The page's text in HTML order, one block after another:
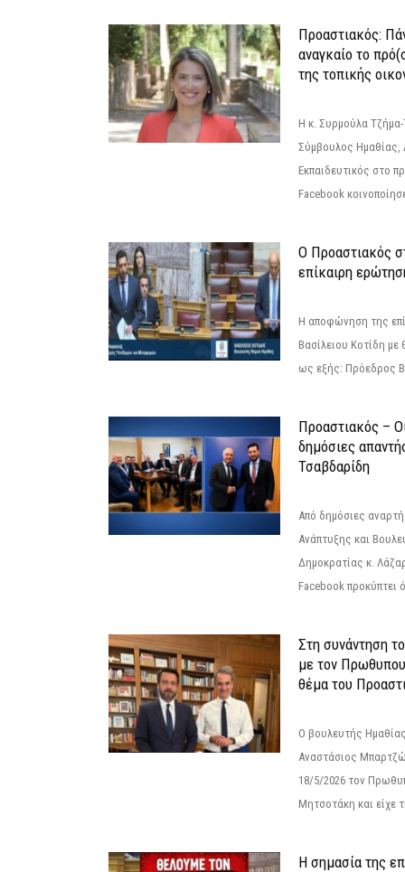
Προαστιακός:
αναγκαίο το
της τοπικής
Η κ. Συρμούλα
Σύμβουλος Ημαθίας,
Εκπαιδευτικός στο
Facebook
Ο Προαστιακός
επίκαιρη
Η αποφώνηση της
Βασίλειου Κοτίδη με
ως εξής: Πρόεδρος
Προαστιακός –
δημόσιες
Τσαβδαρίδη
Από δημόσιες
Ανάπτυξης και
Δημοκρατίας κ.
Facebook προκύπτει
Στη συνάντηση
με τον
θέμα του
Ο βουλευτής
Αναστάσιος
18/5/2026 τον
Μητσοτάκη και είχε
Η σημασία της